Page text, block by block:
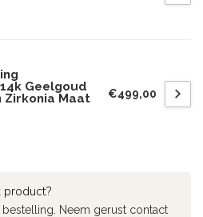
Geelgoud
Zirkonia Maat
€499,00
Neem gerust contact